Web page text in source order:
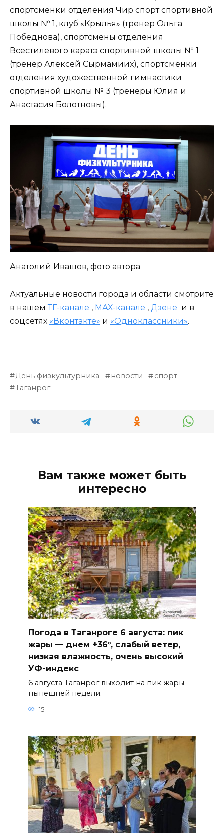
спортсменки отделения Чир спорт спортивной
школы № 1, клуб «Крылья» (тренер Ольга
Победнова), спортсмены отделения
Всестилевого каратэ спортивной школы № 1
(тренер Алексей Сырмамиих), спортсменки
отделения художественной гимнастики
спортивной школы № 3 (тренеры Юлия и
Анастасия Болотновы).
Анатолий Ивашов, фото автора
Актуальные новости города и области смотрите
в нашем ТГ-канале , МАХ-канале , Дзене и в
соцсетях «Вконтакте» и «Одноклассники».
День физкультурника новости
спорт
Таганрог
Вам также может быть
интересно
Погода в Таганроге 6 августа: пик
жары — днем +36°, слабый ветер,
низкая влажность, очень высокий
УФ-индекс
6 августа Таганрог выходит на пик жары
нынешней недели.
15